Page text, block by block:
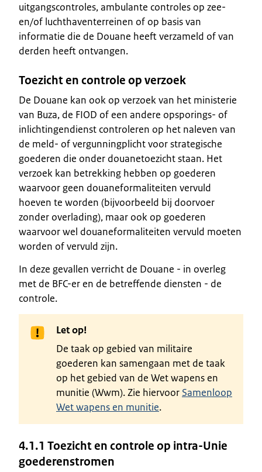
uitgangscontroles, ambulante controles op zee-
en/of luchthaventerreinen of op basis van
informatie die de Douane heeft verzameld of van
derden heeft ontvangen.
Toezicht en controle op verzoek
De Douane kan ook op verzoek van het ministerie
van Buza, de FIOD of een andere opsporings- of
inlichtingendienst controleren op het naleven van
de meld- of vergunningplicht voor strategische
goederen die onder douanetoezicht staan. Het
verzoek kan betrekking hebben op goederen
waarvoor geen douaneformaliteiten vervuld
hoeven te worden (bijvoorbeeld bij doorvoer
zonder overlading), maar ook op goederen
waarvoor wel douaneformaliteiten vervuld moeten
worden of vervuld zijn.
In deze gevallen verricht de Douane - in overleg
met de BFC-er en de betreffende diensten - de
controle.
Let op!
De taak op gebied van militaire
goederen kan samengaan met de taak
op het gebied van de Wet wapens en
munitie (Wwm). Zie hiervoor Samenloop
Wet wapens en munitie.
4.1.1 Toezicht en controle op intra-Unie
goederenstromen